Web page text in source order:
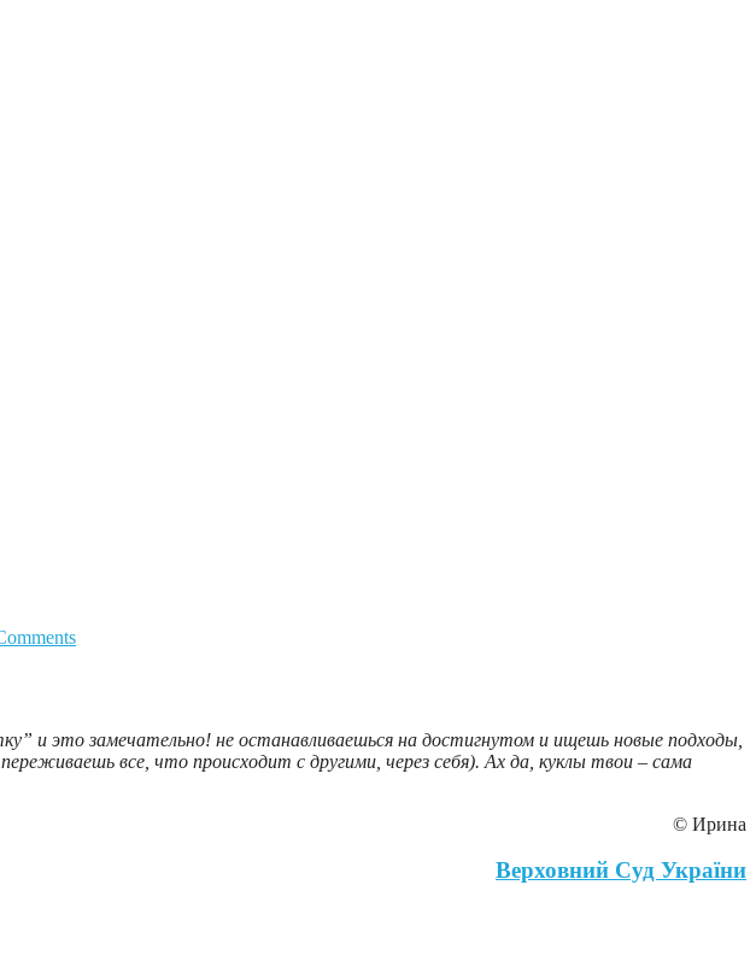
и это замечательно! не останавливаешься на достигнутом и ищешь новые подходы,
все, что происходит с другими, через себя). Ах да, куклы твои – сама
© Ирина
Верховний Суд України